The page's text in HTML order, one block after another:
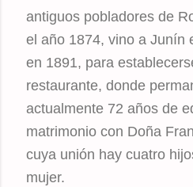
antiguos pobladores de
el año 1874, vino a Junín
en 1891, para
restaurante, donde
actualmente 72 años de
matrimonio con Doña
cuya unión hay cuatro
mujer.